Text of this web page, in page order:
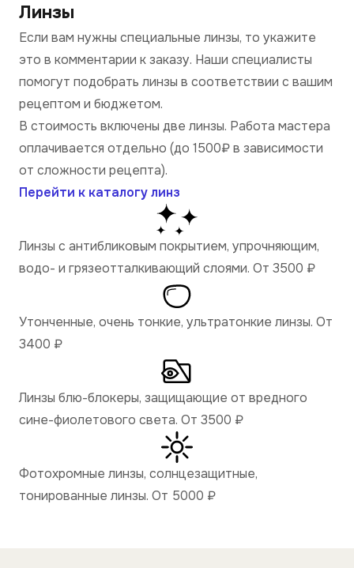
Линзы
Если вам нужны специальные линзы, то укажите
это в комментарии к заказу. Наши специалисты
помогут подобрать линзы в соответствии с вашим
рецептом и бюджетом.
В стоимость включены две линзы. Работа мастера
оплачивается отдельно (до 1500₽ в зависимости
от сложности рецепта).
Перейти к каталогу линз
Линзы с антибликовым покрытием, упрочняющим,
водо- и грязеотталкивающий слоями. От 3500 ₽
Утонченные, очень тонкие, ультратонкие линзы. От
3400 ₽
Линзы блю-блокеры, защищающие от вредного
сине-фиолетового света. От 3500 ₽
Фотохромные линзы, солнцезащитные,
тонированные линзы. От 5000 ₽